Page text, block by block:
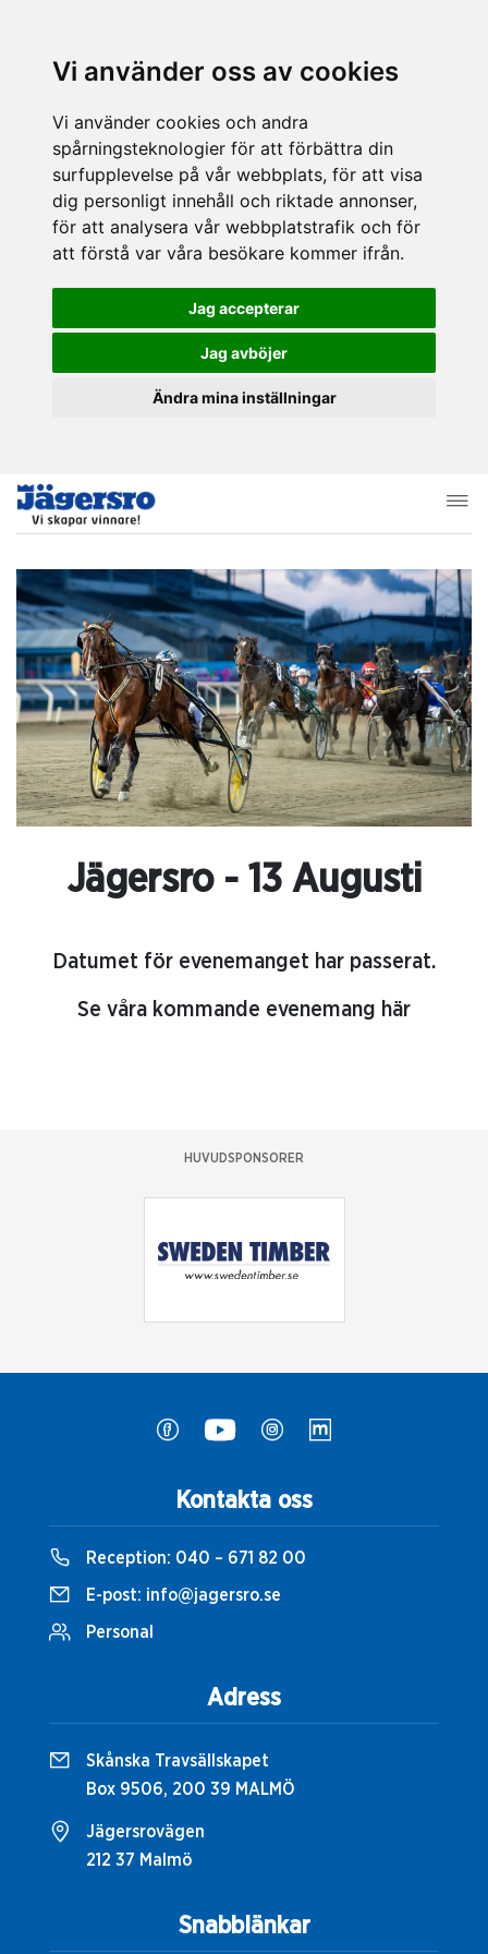
Vi använder oss av cookies
Vi använder cookies och andra
spårningsteknologier för att förbättra din
surfupplevelse på vår webbplats, för att visa
dig personligt innehåll och riktade annonser,
för att analysera vår webbplatstrafik och för
att förstå var våra besökare kommer ifrån.
Jag accepterar
Jag avböjer
Ändra mina inställningar
Jägersro - 13 Augusti
Datumet för evenemanget har passerat.
Se våra kommande evenemang här
HUVUDSPONSORER
Snabblänkar
Kontakta oss
Reception: 040 – 671 82 00
E-post: info@jagersro.se
Personal
Adress
Skånska Travsällskapet
Box 9506, 200 39 MALMÖ
Jägersrovägen
212 37 Malmö